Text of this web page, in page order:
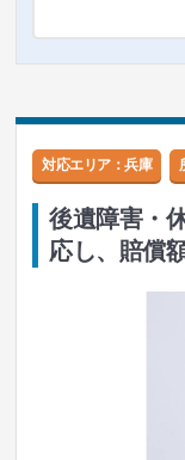
対応エリア：兵庫
後遺障害・
応し、賠償